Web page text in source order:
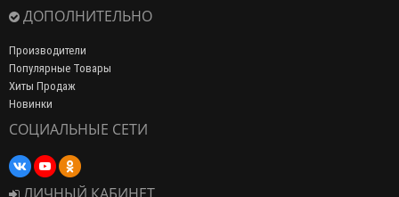
ДОПОЛНИТЕЛЬНО
Производители
Популярные Товары
Хиты Продаж
Новинки
СОЦИАЛЬНЫЕ СЕТИ
ЛИЧНЫЙ КАБИНЕТ